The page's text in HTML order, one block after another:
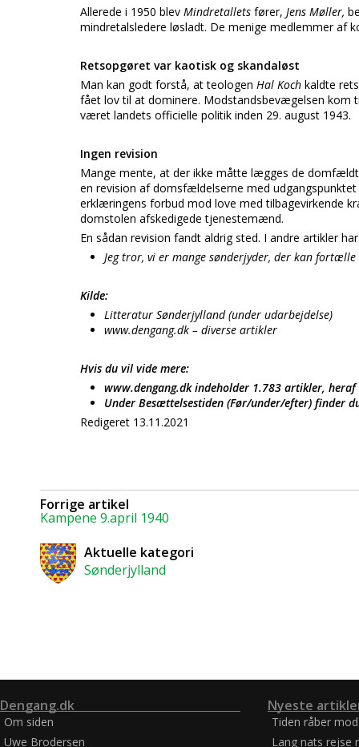
Allerede i 1950 blev Mindretallets fører, Jens Møller,
mindretalsledere løsladt. De menige medlemmer af
Retsopgøret var kaotisk og skandaløst
Man kan godt forstå, at teologen Hal Koch kaldte
fået lov til at dominere. Modstandsbevægelsen
været landets officielle politik inden 29. august 1943.
Ingen revision
Mange mente, at der ikke måtte lægges de
en revision af domsfældelserne med udgangspunktet
erklæringens forbud mod love med tilbagevirkende
domstolen afskedigede tjenestemænd.
En sådan revision fandt aldrig sted. I andre artikler
Jeg tror, vi er mange sønderjyder, der kan
Kilde:
Litteratur Sønderjylland (under udarbejdelse)
www.dengang.dk – diverse artikler
Hvis du vil vide mere:
www.dengang.dk indeholder 1.783 artikler,
Under Besættelsestiden (Før/under/efter) finder
Redigeret 13.11.2021
Forrige artikel
Kampene 9.april 1940
Aktuelle kategori
Sønderjylland
Dengang.dk
Om siden
Uwe Brodersen
Nyeste
Tiden råber
Lang nats rejse